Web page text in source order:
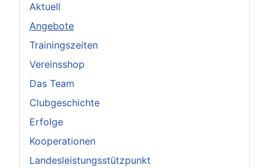
Aktuell
Angebote
Trainingszeiten
Vereinsshop
Das Team
Clubgeschichte
Erfolge
Kooperationen
Landesleistungsstützpunkt